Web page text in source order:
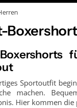
Sportoutfit
machen.
Hier kommen die